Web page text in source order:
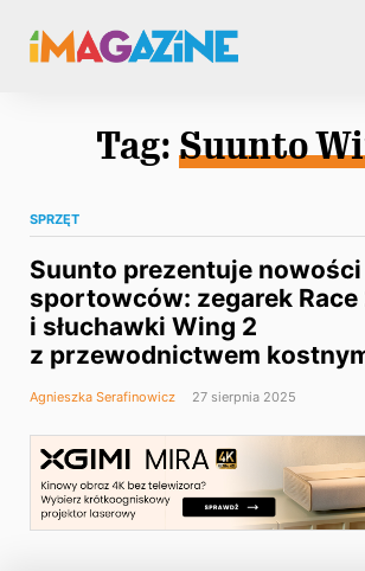
Tag: Suunto
SPRZĘT
Suunto prezentuje nowości
sportowców: zegarek Race
i słuchawki Wing 2
z przewodnictwem
Agnieszka Serafinowicz 27 sierpnia 2025